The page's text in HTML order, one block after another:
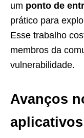
um ponto de
prático para
Esse trabalho
membros da
vulnerabilidade.
Avanços